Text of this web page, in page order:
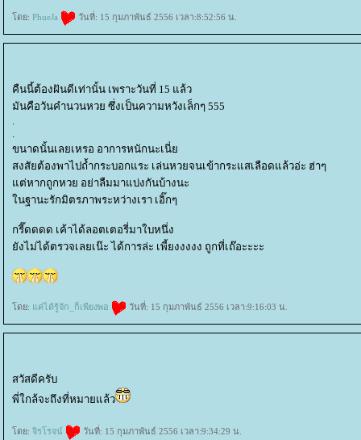
ดย: PhueJa วันที่: 15 กุมภาพันธ์ 2556 เวลา:8:52:56 น.
คืนนี้ต้องฝันดีเท่านั้น เพราะวันที่ 15 แล้ว
มันคือวันคำนวนหวย ซึ่งเป็นความหวังเล็กๆ 555
ขนาดนั้นเลยเหรอ อาการหนักนะเนี่
สงสัยต้องพาไปถ้ำกระบอกแระ เล่นหวยจนเข้ากระแสเลือดแล้วอ่ะ ฮ่าๆ
ต่หากถูกหวย อย่าลืมมาแบ่งกันบ้างนะ
นฐานะรักมิตรภาพระหว่างเรา เอิ๊กๆ
กรี๊ดดดด เค้าได้ลอตเตอรี่มาใบหนึ่ง
ังไม่ได้ตรวจเลยเน๊ะ ได้การล่ะ เพี้ยงงงงง ถูกที่เถ๊อะะะะ
ดย: ค่ได้รู้จัก_ก็เพียงพอ วันที่: 15 กุมภาพันธ์ 2556 เวลา:9:16:03 น.
สวัสดีครับ
พี่ใกล้จะถึงที่หมายแล้ว
ดย: จิรโรจน์ วันที่: 15 กุมภาพันธ์ 2556 เวลา:9:34:29 น.